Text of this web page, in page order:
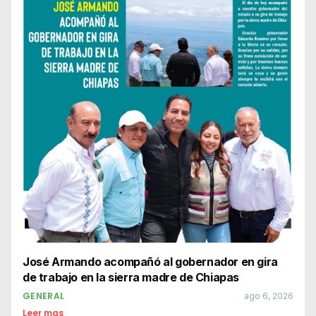
José Armando acompañó al gobernador en gira
de trabajo en la sierra madre de Chiapas
GENERAL ago 6, 2026
Leer mas